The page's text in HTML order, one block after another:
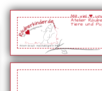
Mit viel ❤
Atelier
Tiere und